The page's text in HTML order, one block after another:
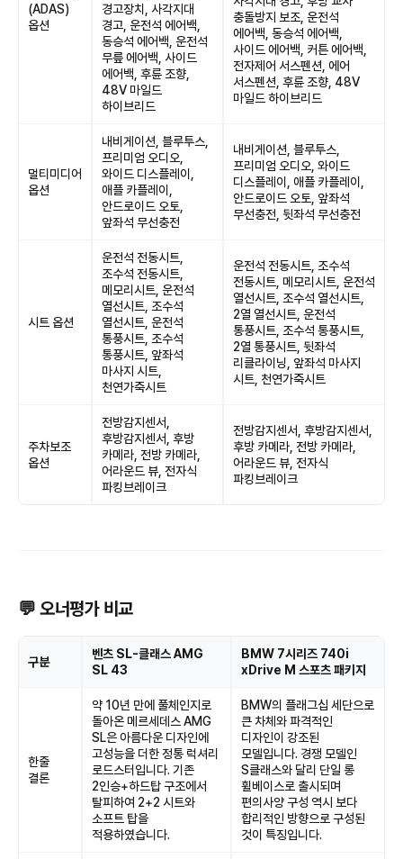
(ADAS)
옵션
경고장치, 사각지대
경고, 운전석 에어백,
동승석 에어백, 운전석
무릎 에어백, 사이드
에어백, 후륜 조향,
48V 마일드
하이브리드
충돌방지 보조, 운전석
에어백, 동승석 에어백,
사이드 에어백, 커튼 에어백,
전자제어 서스펜션, 에어
서스펜션, 후륜 조향, 48V
마일드 하이브리드
멀티미디어
옵션
내비게이션, 블루투스,
프리미엄 오디오,
와이드 디스플레이,
애플 카플레이,
안드로이드 오토,
앞좌석 무선충전
내비게이션, 블루투스,
프리미엄 오디오, 와이드
디스플레이, 애플 카플레이,
안드로이드 오토, 앞좌석
무선충전, 뒷좌석 무선충전
시트 옵션
운전석 전동시트,
조수석 전동시트,
메모리시트, 운전석
열선시트, 조수석
열선시트, 운전석
통풍시트, 조수석
통풍시트, 앞좌석
마사지 시트,
천연가죽시트
운전석 전동시트, 조수석
전동시트, 메모리시트, 운전석
열선시트, 조수석 열선시트,
2열 열선시트, 운전석
통풍시트, 조수석 통풍시트,
2열 통풍시트, 뒷좌석
리클라이닝, 앞좌석 마사지
시트, 천연가죽시트
주차보조
옵션
전방감지센서,
후방감지센서, 후방
카메라, 전방 카메라,
어라운드 뷰, 전자식
파킹브레이크
전방감지센서, 후방감지센서,
후방 카메라, 전방 카메라,
어라운드 뷰, 전자식
파킹브레이크
💬 오너평가 비교
구분
벤츠 SL-클래스 AMG
SL 43
BMW 7시리즈 740i
xDrive M 스포츠 패키지
한줄
결론
약 10년 만에 풀체인지로
돌아온 메르세데스 AMG
SL은 아름다운 디자인에
고성능을 더한 정통 럭셔리
로드스터입니다. 기존
2인승+하드탑 구조에서
탈피하여 2+2 시트와
소프트 탑을
적용하였습니다.
BMW의 플래그십 세단으로
큰 차체와 파격적인
디자인이 강조된
모델입니다. 경쟁 모델인
S클래스와 달리 단일 롱
휠베이스로 출시되며
편의사양 구성 역시 보다
합리적인 방향으로 구성된
것이 특징입니다.